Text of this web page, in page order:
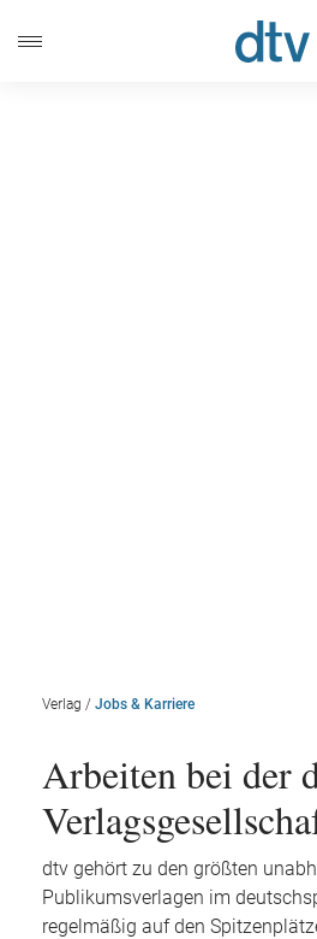
Verlag / Jobs & Karriere
Arbeiten bei der
dtv gehört zu den größten
Publikumsverlagen im
regelmäßig auf den